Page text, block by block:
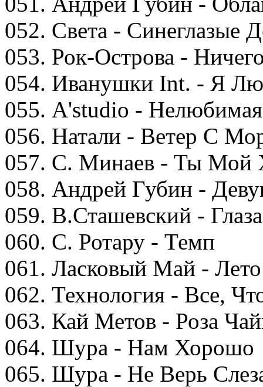
052. Света - Синеглазые
053. Рок-Острова -
054. Иванушки Int. - Я
055. A'studio - Нелюбимая
056. Натали - Ветер С
057. С. Минаев - Ты Мой
058. Андрей Губин -
059. В.Сташевский -
060. С. Ротару - Темп
061. Ласковый Май - Лето
062. Технология - Все,
063. Кай Метов - Роза
064. Шура - Нам Хорошо
065. Шура - Не Верь